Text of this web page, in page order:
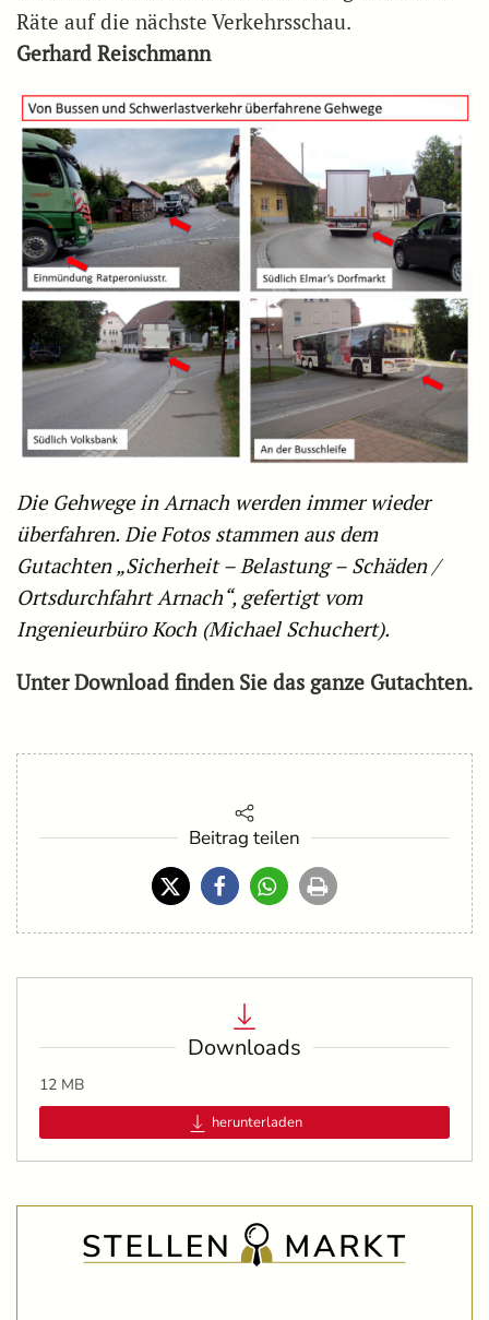
Räte auf die nächste Verkehrsschau.
Gerhard Reischmann
Die Gehwege in Arnach werden immer wieder
überfahren. Die Fotos stammen aus dem
Gutachten „Sicherheit – Belastung – Schäden /
Ortsdurchfahrt Arnach“, gefertigt vom
Ingenieurbüro Koch (Michael Schuchert).
Unter Download finden Sie das ganze Gutachten.
Beitrag teilen
Downloads
12 MB
herunterladen